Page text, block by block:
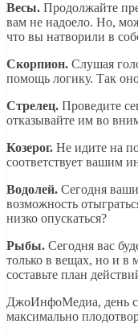
Весы. Продолжайте
вам не надоело. Но,
что вы натворили в
Скорпион. Слушая
помощь логику. Так
Стрелец. Проведите
отказывайте им во
Козерог. Не идите на
соответствует вашим
Водолей. Сегодня ваши
возможность
низко опускаться?
Рыбы. Сегодня вас
только в вещах, но и в
составьте план
ДжоИнфоМедиа, день
максимально